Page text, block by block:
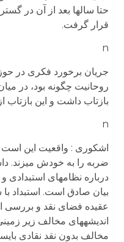
حتا سالها بعد از آن در
قرار گرفت.
n
جريان برخورد فکری در
روحانيت چگونه بود، در
بازتاب داشت و اين بازتاب
n
اشکوری : واقعیت این است
ضربه را به خودش می­زند.
درباره نظام­های استبدادی
بیان صادق است. استبداد
عقیده فضای نقد و بررسی
اندیشه­های مخالف زیر
مخالف بدون نقد نقادی